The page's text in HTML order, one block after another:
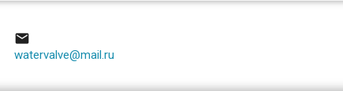

watervalve@mail.ru